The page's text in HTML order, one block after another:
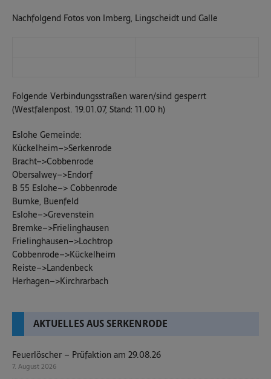
Nachfolgend Fotos von Imberg, Lingscheidt und Galle
Folgende Verbindungsstraßen waren/sind gesperrt
(Westfalenpost. 19.01.07, Stand: 11.00 h)
Eslohe Gemeinde:
Kückelheim–>Serkenrode
Bracht–>Cobbenrode
Obersalwey–>Endorf
B 55 Eslohe–> Cobbenrode
Bumke, Buenfeld
Eslohe–>Grevenstein
Bremke–>Frielinghausen
Frielinghausen–>Lochtrop
Cobbenrode–>Kückelheim
Reiste–>Landenbeck
Herhagen–>Kirchrarbach
AKTUELLES AUS SERKENRODE
Feuerlöscher – Prüfaktion am 29.08.26
7. August 2026